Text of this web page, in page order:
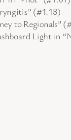
(#1.18)
to Regionals”
Light in